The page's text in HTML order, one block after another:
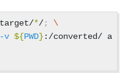
target/*/;
\
-v ${PWD} :/converted/